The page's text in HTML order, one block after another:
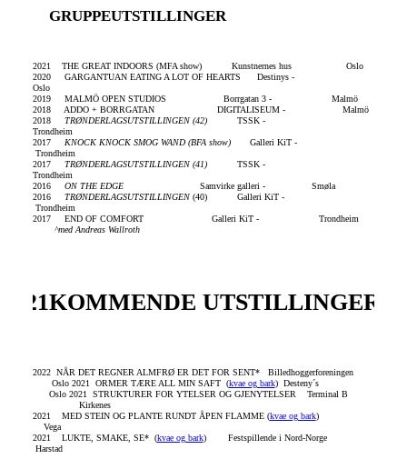
GRUPPEUTSTILLINGER
2021 THE GREAT INDOORS (MFA show) Kunstnernes hus Oslo
2020 GARGANTUAN EATING A LOT OF HEARTS Destinys -
Oslo
2019 MALMÖ OPEN STUDIOS Borrgatan 3 - Malmö
2018
ADDO + BORRGATAN DIGITALISEUM - Malmö
2018 TRØNDERLAGSUTSTILLINGEN (42) TSSK -
Trondheim
2017
KNOCK KNOCK SMOG WAND (BFA show) Galleri KiT -
Trondheim
2017 TRØNDERLAGSUTSTILLINGEN (41)TSSK -
Trondheim
2016 ON THE EDGESamvirke galleri - Smøla
2016 TRØNDERLAGSUTSTILLINGEN(40) Galleri KiT -
Trondheim
2017 END OF COMFORT Galleri KiT - Trondheim
^med Andreas Wallroth
KOMMENDE UTSTILLINGER
2022 NÅR DET REGNER ALMFRØ ER DET FOR SENT* Billedhoggerforeningen
Oslo 2021 ORMER TÆRE ALL MIN SAFT (kvae og bark) Desteny´s
Oslo 2021 STRUKTURER FOR YTELSER OG GJENYTELSER Terminal B
Kirkenes
2021
MED STEIN OG PLANTE RUNDT ÅPEN FLAMME (kvae og bark)
Vega
2021
LUKTE, SMAKE, SE* (kvae og bark) Festspillende i Nord-Norge
Harstad